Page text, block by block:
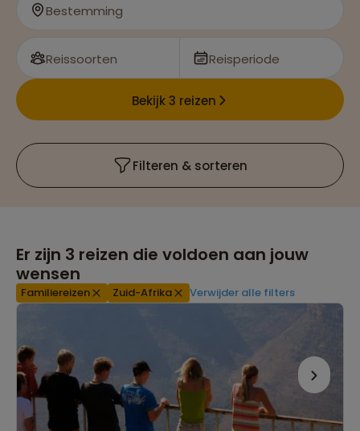
Bestemming
Reissoorten Reisperiode
Bekijk 3 reizen
Filteren & sorteren
Er zijn 3 reizen die voldoen aan jouw
wensen
Familiereizen Zuid-Afrika Verwijder alle filters